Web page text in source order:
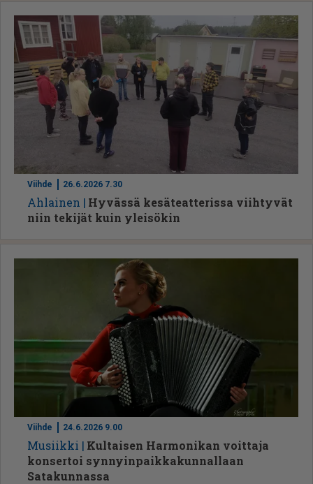
Viihde 26.6.2026 7.30
Ah­lai­nen
Hyvässä kesäteatterissa viihtyvät
niin tekijät kuin yleisökin
Viihde 24.6.2026 9.00
Mu­siik­ki
Kultaisen Harmonikan voittaja
konsertoi synnyin­paik­ka­kun­nallaan
Satakunnassa